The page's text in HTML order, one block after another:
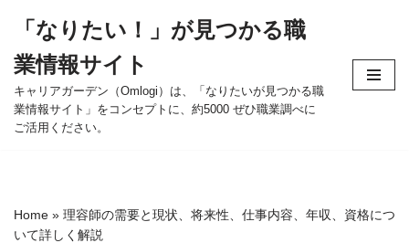
ン
テ
ン
ツ
ッ
「なりたい！」が見つかる職
業情報サイト
キャリアガーデン（Omlogi）は、「なりたいが見つかる職
業情報サイト」をコンセプトに、約5000 ぜひ職業調べに
ご活用ください。
Home » 理容師の需要と現状、将来性、仕事内容、年収、資格につ
いて詳しく解説